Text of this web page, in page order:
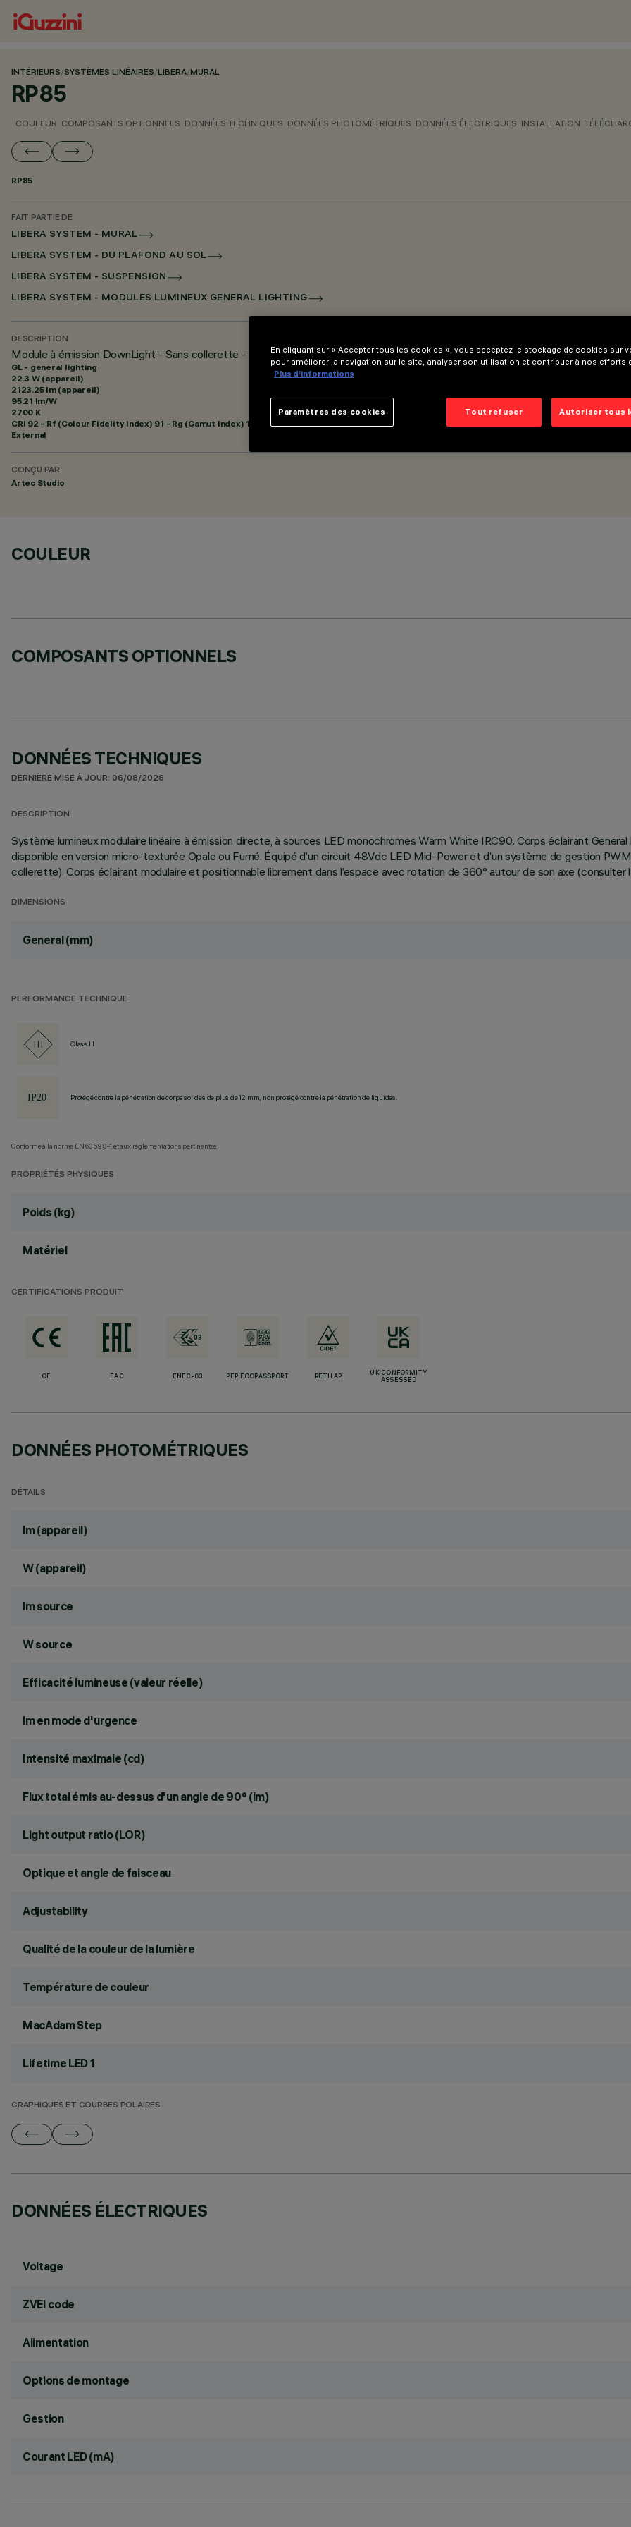
INTÉRIEURS/SYSTÈMES LINÉAIRES/LIBERA/MURAL
RP85
COULEUR COMPOSANTS OPTIONNELS DONNÉES TECHNIQUES DONNÉES PHOTOMÉTRIQUES DONNÉES ÉLECTRIQUES INSTALLATION
RP85
FAIT PARTIE DE
LIBERA SYSTEM - MURAL
LIBERA SYSTEM - DU PLAFOND AU SOL
LIBERA SYSTEM - SUSPENSION
LIBERA SYSTEM - MODULES LUMINEUX GENERAL LIGHTING
DESCRIPTION
Module à émission DownLight - Sans collerette - L= 1140 - 48Vdc (PWM) - Éclairage général - Optique à écran diffuseur –
GL - general lighting
22.3 W (appareil)
2123.25 lm (appareil)
95.21 lm/W
2700 K
CRI 92 - Rf (Colour Fidelity Index) 91 - Rg (Gamut Index) 100
External
CONÇU PAR
Artec Studio
COULEUR
COMPOSANTS OPTIONNELS
DONNÉES TECHNIQUES
DERNIÈRE MISE À JOUR: 06/08/2026
DESCRIPTION
Système lumineux modulaire linéaire à émission directe, à sources LED monochromes Warm White IRC90. Corps éclairant
disponible en version micro-texturée Opale ou Fumé. Équipé d’un circuit 48Vdc LED Mid-Power et d’un système de gestion
collerette). Corps éclairant modulaire et positionnable librement dans l’espace avec rotation de 360° autour de son axe (consulter
DIMENSIONS
General (mm)
PERFORMANCE TECHNIQUE
Class III
Protégé contre la pénétration de corps solides de plus de 12 mm, non protégé contre la pénétration de liquides.
Conforme à la norme EN60598-1 et aux réglementations pertinentes.
PROPRIÉTÉS PHYSIQUES
Poids (kg)
Matériel
CERTIFICATIONS PRODUIT
CE EAC ENEC-03 PEP ECOPASSPORT RETILAP
UK CONFORMITY
ASSESSED
DONNÉES PHOTOMÉTRIQUES
DÉTAILS
lm (appareil)
W (appareil)
lm source
W source
Efficacité lumineuse (valeur réelle)
lm en mode d'urgence
Intensité maximale (cd)
Flux total émis au-dessus d'un angle de 90° (lm)
Light output ratio (LOR)
Optique et angle de faisceau
Adjustability
Qualité de la couleur de la lumière
Température de couleur
MacAdam Step
Lifetime LED 1
GRAPHIQUES ET COURBES POLAIRES
DONNÉES ÉLECTRIQUES
Voltage
ZVEI code
Alimentation
Options de montage
Gestion
Courant LED (mA)
En cliquant sur « Accepter tous les cookies », vous acceptez le stockage de cookies sur
pour améliorer la navigation sur le site, analyser son utilisation et contribuer à nos efforts
Plus d’informations
Tout refuser Autoriser tous
Paramètres des cookies